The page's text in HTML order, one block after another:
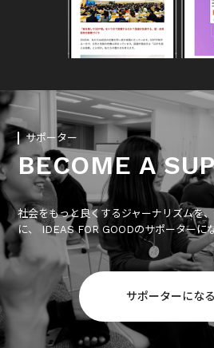
サポーター
BECOME A
社会をもっと良くするジャーナリズムを
に、 IDEAS FOR GOODのサポーターに
サポーターになる